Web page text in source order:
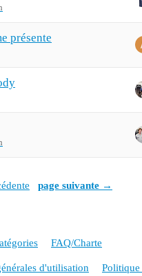
présente
page suivante →
FAQ/Charte
d'utilisation